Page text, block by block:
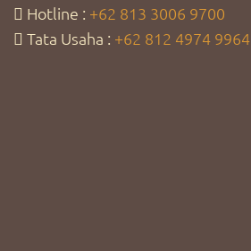
Hotline : +62 813 3006 9700
Tata Usaha : +62 812 4974 9964